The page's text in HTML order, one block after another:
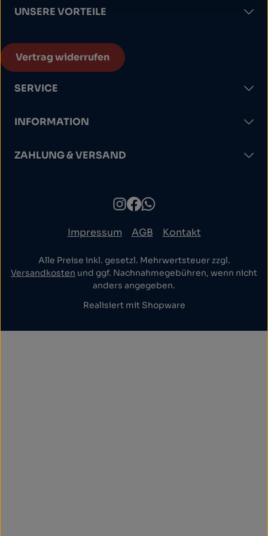
UNSERE VORTEILE
Vertrag widerrufen
SERVICE
INFORMATION
ZAHLUNG & VERSAND
Impressum AGB Kontakt
Alle Preise inkl. gesetzl. Mehrwertsteuer zzgl.
Versandkosten und ggf. Nachnahmegebühren, wenn nicht
anders angegeben.
Realisiert mit Shopware